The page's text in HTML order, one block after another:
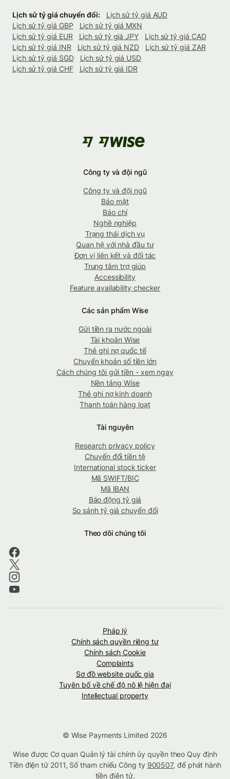
Lịch sử tỷ giá chuyển đổi:
Lịch sử tỷ giá AUD
Lịch sử tỷ giá GBP
Lịch sử tỷ giá MXN
Lịch sử tỷ giá EUR
Lịch sử tỷ giá JPY
Lịch sử tỷ giá CAD
Lịch sử tỷ giá INR
Lịch sử tỷ giá NZD
Lịch sử tỷ giá ZAR
Lịch sử tỷ giá SGD
Lịch sử tỷ giá USD
Lịch sử tỷ giá CHF
Lịch sử tỷ giá IDR
Công ty và đội ngũ
Công ty và đội ngũ
Bảo mật
Báo chí
Nghề nghiệp
Trạng thái dịch vụ
Quan hệ với nhà đầu tư
Đơn vị liên kết và đối tác
Trung tâm trợ giúp
Accessibility
Feature availability checker
Các sản phẩm Wise
Gửi tiền ra nước ngoài
Tài khoản Wise
Thẻ ghi nợ quốc tế
Chuyển khoản số tiền lớn
Cách chúng tôi gửi tiền - xem ngay
Nền tảng Wise
Thẻ ghi nợ kinh doanh
Thanh toán hàng loạt
Tài nguyên
Research privacy policy
Chuyển đổi tiền tệ
International stock ticker
Mã SWIFT/BIC
Mã IBAN
Báo động tỷ giá
So sánh tỷ giá chuyển đổi
Theo dõi chúng tôi
Pháp lý
Chính sách quyền riêng tư
Chính sách Cookie
Complaints
Sơ đồ website quốc gia
Tuyên bố về chế độ nô lệ hiện đại
Intellectual property
© Wise Payments Limited 2026
Wise được Cơ quan Quản lý tài chính ủy quyền theo Quy định
Tiền điện tử 2011, Số tham chiếu Công ty 900507, để phát hành
tiền điện tử.